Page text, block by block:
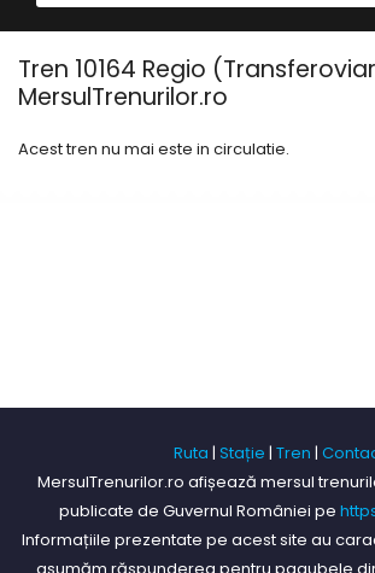
Tren 10164 Regio
MersulTrenurilor.ro
Acest tren nu mai este in circulatie.
Ruta | Stație | Tren |
MersulTrenurilor.ro afișează mersul
publicate de Guvernul României pe
Informațiile prezentate pe acest site au